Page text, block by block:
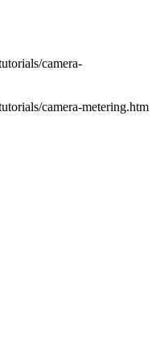
camera-
camera-metering.htm